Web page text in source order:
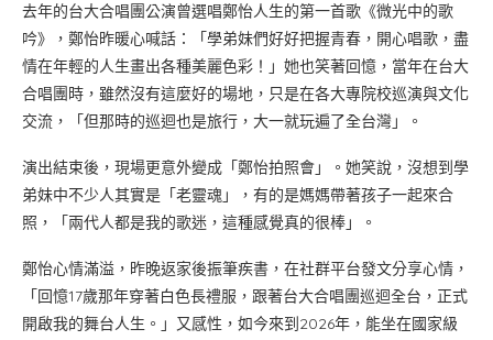
去年的台大合唱團公演曾選唱鄭怡人生的第一首歌《微光中的歌
吟》，鄭怡昨暖心喊話：「學弟妹們好好把握青春，開心唱歌，盡
情在年輕的人生畫出各種美麗色彩！」她也笑著回憶，當年在台大
合唱團時，雖然沒有這麼好的場地，只是在各大專院校巡演與文化
交流，「但那時的巡迴也是旅行，大一就玩遍了全台灣」。
演出結束後，現場更意外變成「鄭怡拍照會」。她笑說，沒想到學
弟妹中不少人其實是「老靈魂」，有的是媽媽帶著孩子一起來合
照，「兩代人都是我的歌迷，這種感覺真的很棒」。
鄭怡心情滿溢，昨晚返家後振筆疾書，在社群平台發文分享心情，
「回憶17歲那年穿著白色長禮服，跟著台大合唱團巡迴全台，正式
開啟我的舞台人生。」又感性，如今來到2026年，能坐在國家級